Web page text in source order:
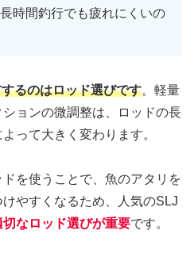
時間釣行でも疲れにくいの
るのはロッド選びです。軽量
ョンの微調整は、ロッドの長
って大きく変わります。
を使うことで、魚のアタリを
やすくなるため、人気のSLJ
切なロッド選びが重要です。